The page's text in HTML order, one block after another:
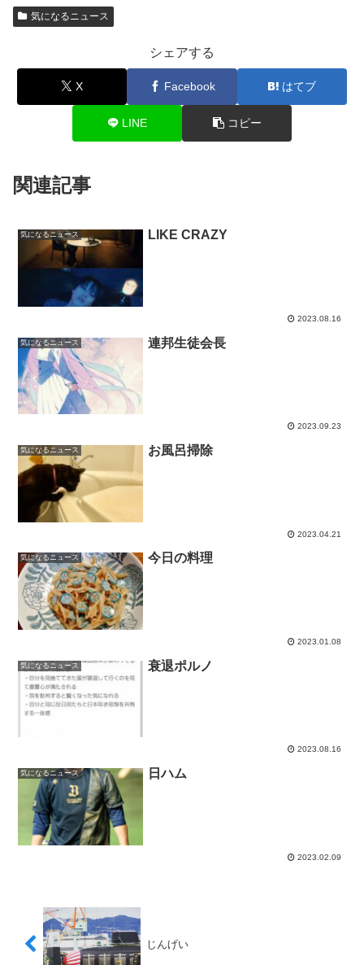
気になるニュース
シェアする
X Facebook はてブ
LINE コピー
関連記事
気になるニュース LIKE CRAZY
2023.08.16
気になるニュース 連邦生徒会長
2023.09.23
気になるニュース お風呂掃除
2023.04.21
気になるニュース 今日の料理
2023.01.08
気になるニュース 衰退ポルノ
2023.08.16
気になるニュース 日ハム
2023.02.09
じんげい